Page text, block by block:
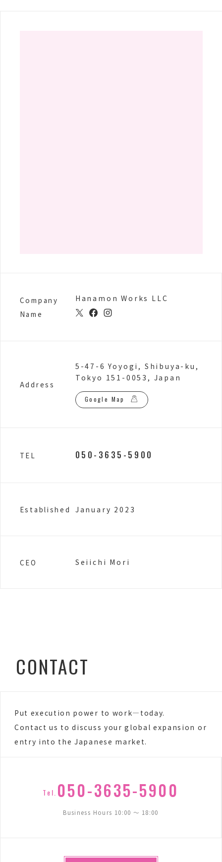
Company
Name
Hanamon Works LLC
Address
5-47-6 Yoyogi, Shibuya-ku,
Tokyo 151-0053, Japan
Google Map
TEL 050-3635-5900
Established January 2023
CEO Seiichi Mori
CONTACT
Put execution power to work—today.
Contact us to discuss your global expansion or
entry into the Japanese market.
Tel. 050-3635-5900
Business Hours 10:00 〜 18:00